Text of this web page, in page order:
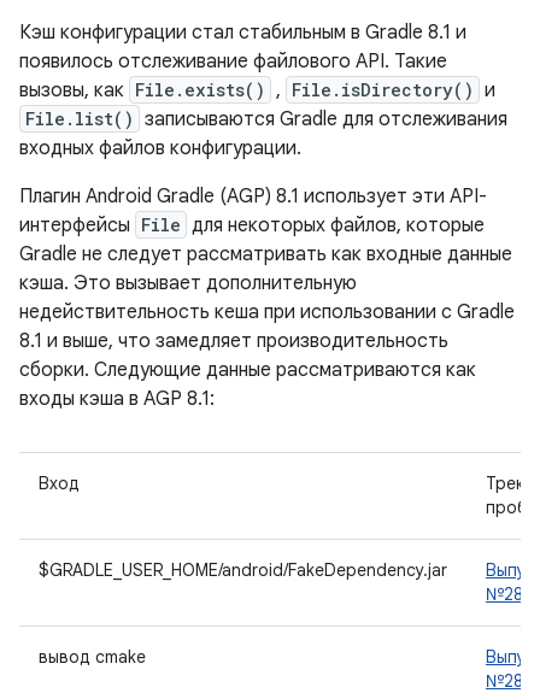
Кэш конфигурации стал стабильным в Gradle 8.1 и
появилось отслеживание файлового API. Такие
вызовы, как File.exists() , File.isDirectory() и
File.list() записываются Gradle для отслеживания
входных файлов конфигурации.
Плагин Android Gradle (AGP) 8.1 использует эти API-
интерфейсы File для некоторых файлов, которые
Gradle не следует рассматривать как входные данные
кэша. Это вызывает дополнительную
недействительность кеша при использовании с Gradle
8.1 и выше, что замедляет производительность
сборки. Следующие данные рассматриваются как
входы кэша в AGP 8.1:
Вход
$GRADLE_USER_HOME/android/FakeDependency.jar
вывод cmake